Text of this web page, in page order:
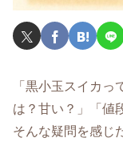
「黒小玉スイカ
は？甘い？」「値
そんな疑問を感じ